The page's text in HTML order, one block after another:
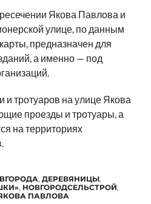
Якова Павлова и
улице, по данным
предназначен для
а именно — под
и тротуаров на улице Якова
проезды и тротуары, а
на территориях
, ДЕРЕВЯНИЦЫ,
, НОВГОРОДСЕЛЬСТРОЙ,
ПАВЛОВА